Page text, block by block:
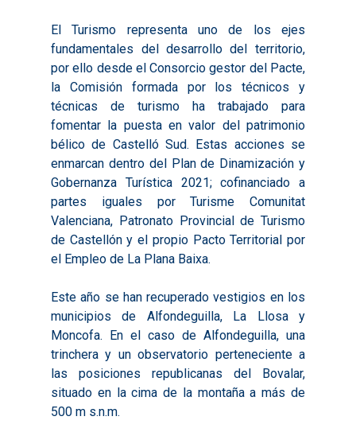
El Turismo representa uno de los ejes
fundamentales del desarrollo del territorio,
por ello desde el Consorcio gestor del Pacte,
la Comisión formada por los técnicos y
técnicas de turismo ha trabajado para
fomentar la puesta en valor del patrimonio
bélico de Castelló Sud. Estas acciones se
enmarcan dentro del Plan de Dinamización y
Gobernanza Turística 2021; cofinanciado a
partes iguales por Turisme Comunitat
Valenciana, Patronato Provincial de Turismo
de Castellón y el propio Pacto Territorial por
el Empleo de La Plana Baixa.
Este año se han recuperado vestigios en los
municipios de Alfondeguilla, La Llosa y
Moncofa. En el caso de Alfondeguilla, una
trinchera y un observatorio perteneciente a
las posiciones republicanas del Bovalar,
situado en la cima de la montaña a más de
500 m s.n.m.
Inicio
Presentación
Misiones
Objetivos
Valoración de
Experimentales
Procesos de
Publicaciones
2016
2017
2018
Infografías
Infografías 2021
Infografías 2022
Pactos por el
LABORA